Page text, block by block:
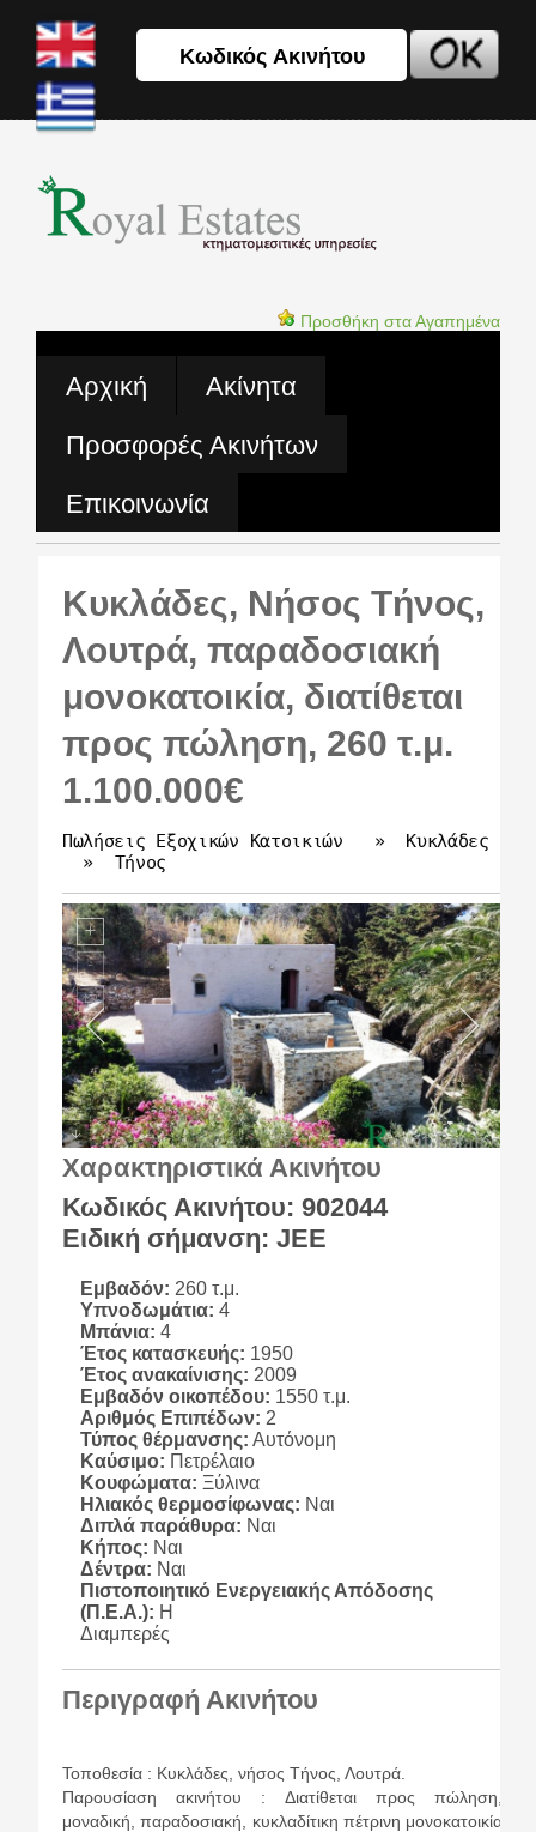
Προσθήκη στα Αγαπημένα
Αρχική
Ακίνητα
Προσφορές Ακινήτων
Επικοινωνία
Κυκλάδες, Νήσος Τήνος,
Λουτρά, παραδοσιακή
μονοκατοικία, διατίθεται
προς πώληση, 260 τ.μ.
1.100.000€
Πωλήσεις Εξοχικών Κατοικιών » Κυκλάδες
» Τήνος
Χαρακτηριστικά Ακινήτου
Κωδικός Ακινήτου: 902044
Ειδική σήμανση: JEE
Εμβαδόν: 260 τ.μ.
Υπνοδωμάτια: 4
Μπάνια: 4
Έτος κατασκευής: 1950
Έτος ανακαίνισης: 2009
Εμβαδόν οικοπέδου: 1550 τ.μ.
Αριθμός Επιπέδων: 2
Τύπος θέρμανσης: Αυτόνομη
Καύσιμο: Πετρέλαιο
Κουφώματα: Ξύλινα
Ηλιακός θερμοσίφωνας: Ναι
Διπλά παράθυρα: Ναι
Κήπος: Ναι
Δέντρα: Ναι
Πιστοποιητικό Ενεργειακής Απόδοσης
(Π.Ε.Α.): Η
Διαμπερές
Περιγραφή Ακινήτου
Τοποθεσία : Κυκλάδες, νήσος Τήνος, Λουτρά.
Παρουσίαση ακινήτου : Διατίθεται προς πώληση,
μοναδική, παραδοσιακή, κυκλαδίτικη πέτρινη μονοκατοικία